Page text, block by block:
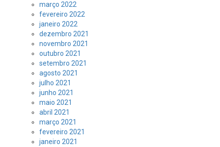
março 2022
fevereiro 2022
janeiro 2022
dezembro 2021
novembro 2021
outubro 2021
setembro 2021
agosto 2021
julho 2021
junho 2021
maio 2021
abril 2021
março 2021
fevereiro 2021
janeiro 2021